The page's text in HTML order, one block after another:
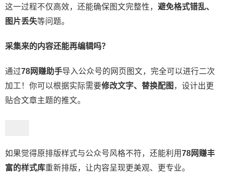
这一过程不仅高效，还能确保图文完整性， 避免格式错乱、
图片丢失等问题。
采集来的内容还能再编辑吗？
通过78网赚助手导入公众号的网页图文，完全可以进行二次
加工！你可以根据实际需要修改文字、替换配图 ，设计出更
贴合文章主题的推文。
如果觉得原排版样式与公众号风格不符，还能利用78网赚丰
富的样式库重新排版，让内容呈现更美观、更专业。